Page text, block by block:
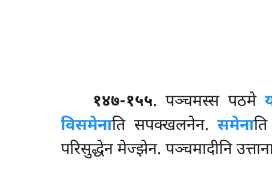
१४७-१५५. पञ्चमस्स पठमे
विसमेनाति सपक्खलनेन.समेना
परिसुद्धेन मेज्झेन. पञ्चमादीनि